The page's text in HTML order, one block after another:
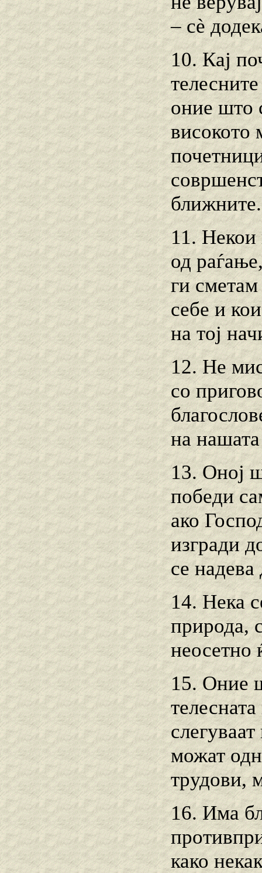
– сѐ
10. Кај
оние што
високото
ближните.
11. Некои
од
ги
себе и
на тој
12. Не
со
на
13. Оној
победи
ако
изгради
се
14. Нека
природа,
неосетно
15. Оние
можат
трудови,
16. Има
како